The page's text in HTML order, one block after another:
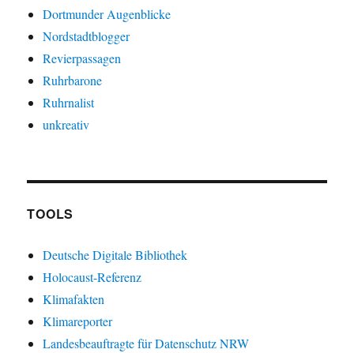
Dortmunder Augenblicke
Nordstadtblogger
Revierpassagen
Ruhrbarone
Ruhrnalist
unkreativ
TOOLS
Deutsche Digitale Bibliothek
Holocaust-Referenz
Klimafakten
Klimareporter
Landesbeauftragte für Datenschutz NRW